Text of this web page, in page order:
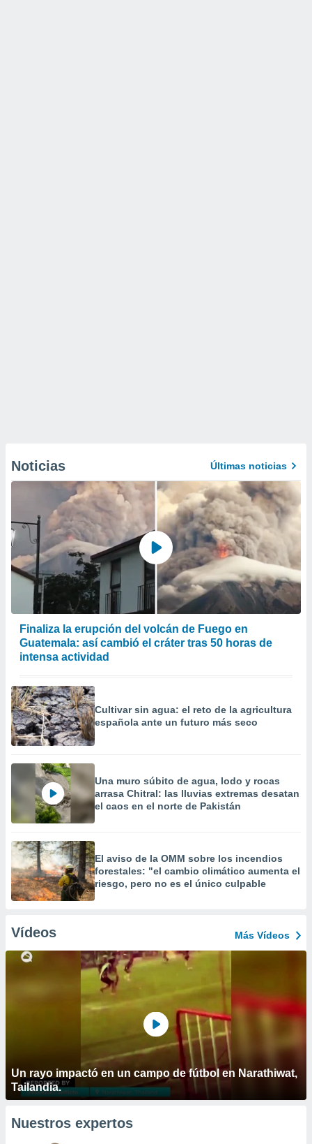
Noticias Últimas noticias
Finaliza la erupción del volcán de Fuego en
Guatemala: así cambió el cráter tras 50 horas de
intensa actividad
Cultivar sin agua: el reto de la agricultura
española ante un futuro más seco
Una muro súbito de agua, lodo y rocas
arrasa Chitral: las lluvias extremas desatan
el caos en el norte de Pakistán
El aviso de la OMM sobre los incendios
forestales: "el cambio climático aumenta el
riesgo, pero no es el único culpable
Vídeos Más Vídeos
Un rayo impactó en un campo de fútbol en Narathiwat,
Tailandia.
Nuestros expertos